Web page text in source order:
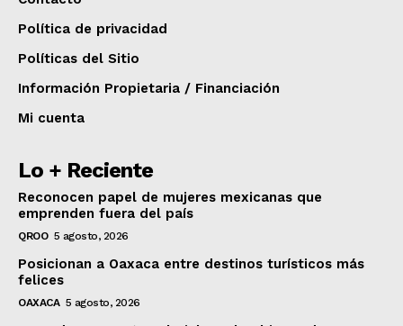
Política de privacidad
Políticas del Sitio
Información Propietaria / Financiación
Mi cuenta
Lo + Reciente
Reconocen papel de mujeres mexicanas que
emprenden fuera del país
QROO 5 agosto, 2026
Posicionan a Oaxaca entre destinos turísticos más
felices
OAXACA 5 agosto, 2026